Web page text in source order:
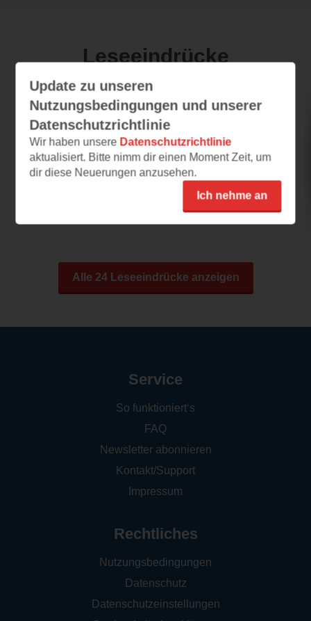
Leseeindrücke
Das Buch der gestohlenen Träume
28.07.2023 – 09:35
Rettung der gestohlenen Träume
Der Autor dieses Buches sagt mir bislang
leider noch nichts, aber das Buch hat mich
Alle 24 Leseeindrücke anzeigen
Update zu unseren
Nutzungsbedingungen und unserer
Datenschutzrichtlinie
Wir haben unsere Datenschutzrichtlinie
aktualisiert. Bitte nimm dir einen Moment Zeit, um
dir diese Neuerungen anzusehen.
Ich nehme an
Service
So funktioniert‘s
FAQ
Newsletter abonnieren
Kontakt/Support
Impressum
Rechtliches
Nutzungsbedingungen
Datenschutz
Datenschutzeinstellungen